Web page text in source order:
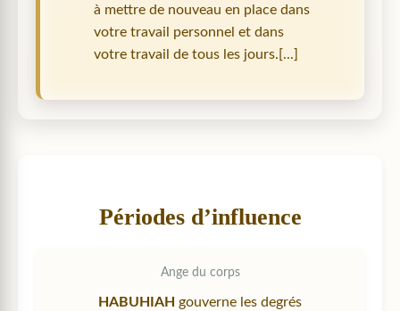
à mettre de nouveau en place dans
votre travail personnel et dans
votre travail de tous les jours.[...]
Périodes d’influence
Ange du corps
HABUHIAH gouverne les degrés